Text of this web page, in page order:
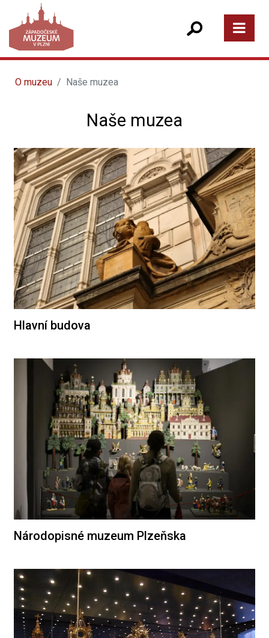
O muzeu Naše muzea
Naše muzea
Hlavní budova
Národopisné muzeum Plzeňska